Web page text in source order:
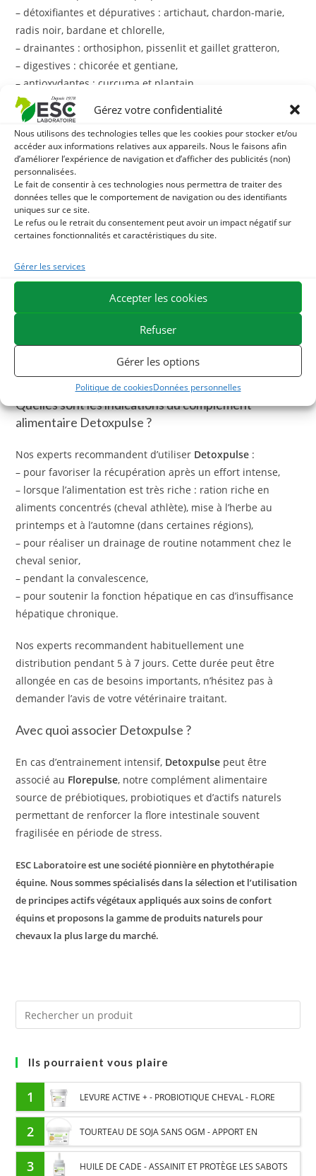
Gérez votre confidentialité
Nous utilisons des technologies telles que les cookies pour stocker et/ou
accéder aux informations relatives aux appareils. Nous le faisons afin
d’améliorer l’expérience de navigation et d’afficher des publicités (non)
personnalisées.
Le fait de consentir à ces technologies nous permettra de traiter des
données telles que le comportement de navigation ou des identifiants
uniques sur ce site.
Le refus ou le retrait du consentement peut avoir un impact négatif sur
certaines fonctionnalités et caractéristiques du site.
Gérer les services
Accepter les cookies
Refuser
Gérer les options
Politique de cookiesDonnées personnelles
– détoxifiantes et dépuratives : artichaut, chardon-marie,
radis noir, bardane et chlorelle,
– drainantes : orthosiphon, pissenlit et gaillet gratteron,
– digestives : chicorée et gentiane,
– antioxydantes : curcuma et plantain.
La formule originale deDetoxpulseest enrichie en actifs
spécifiques :
– le sorbitol favorise l’élimination de la bile,
– la choline et la bétaïne contribuent au bon
fonctionnement du foie,
– la méthionine est un acide aminé soufré aux propriétés
protectrices du foie.
chevaux se distribue mélangé à la ration ou avec une
: chaque lot est analysé afin de garantir
l’absence de contaminants naturels susceptibles de rendre
un test antidopage positif.
Quelles sont les indications du complément
alimentaire Detoxpulse ?
Nos experts recommandent d’utiliser Detoxpulse :
– pour favoriser la récupération après un effort intense,
– lorsque l’alimentation est très riche : ration riche en
aliments concentrés (cheval athlète), mise à l’herbe au
printemps et à l’automne (dans certaines régions),
– pour réaliser un drainage de routine notamment chez le
cheval senior,
– pendant la convalescence,
– pour soutenir la fonction hépatique en cas d’insuffisance
hépatique chronique.
Nos experts recommandent habituellement une
distribution pendant 5 à 7 jours. Cette durée peut être
allongée en cas de besoins importants, n’hésitez pas à
demander l’avis de votre vétérinaire traitant.
Avec quoi associer Detoxpulse ?
En cas d’entrainement intensif, Detoxpulse peut être
associé au Florepulse, notre complément alimentaire
source de prébiotiques, probiotiques et d’actifs naturels
permettant de renforcer la flore intestinale souvent
fragilisée en période de stress.
ESC Laboratoire est une société pionnière en phytothérapie
équine. Nous sommes spécialisés dans la sélection et l’utilisation
de principes actifs végétaux appliqués aux soins de confort
équins et proposons la gamme de produits naturels pour
chevaux la plus large du marché.
Ils pourraient vous plaire
1 LEVURE ACTIVE + - PROBIOTIQUE CHEVAL - FLORE
INTESTINALE ET DIGESTION
2 TOURTEAU DE SOJA SANS OGM - APPORT EN
PROTÉINES ET SOUTIEN ÉNERGÉTIQUE POUR CHEVAUX
3 HUILE DE CADE - ASSAINIT ET PROTÈGE LES SABOTS